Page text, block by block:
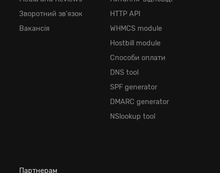
Зворотний зв'язок
Вакансія
HTTP API
WHMCS module
Hostbill module
Способи оплати
DNS tool
SPF generator
DMARC generator
NSlookup tool
Партнерам